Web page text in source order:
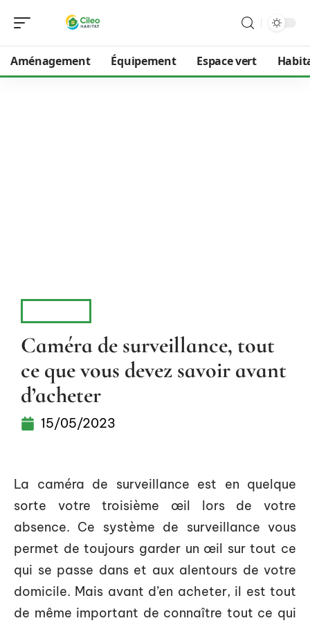
Aménagement Équipement Espace vert
Caméra de surveillance, tout
ce que vous devez savoir avant
d’acheter
15/05/2023
La caméra de surveillance est en quelque
sorte votre troisième œil lors de votre
absence. Ce système de surveillance vous
permet de toujours garder un œil sur tout ce
qui se passe dans et aux alentours de votre
domicile. Mais avant d’en acheter, il est tout
de même important de connaître tout ce qui